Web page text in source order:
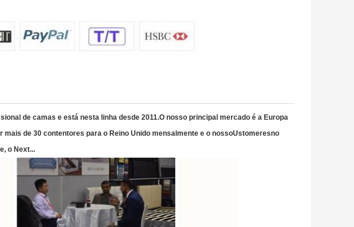
de camas e está nesta linha desde 2011.O nosso principal mercado é a Europa
mais de 30 contentores para o Reino Unido mensalmente e o nossoUstomeresno
o Next...